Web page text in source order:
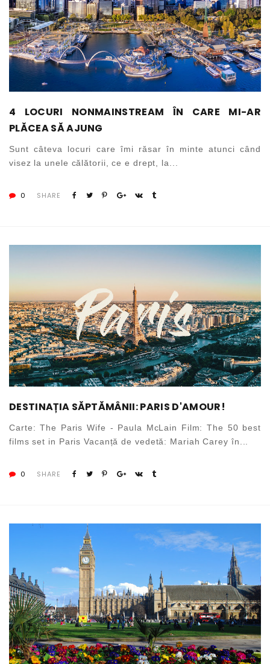
4 LOCURI NONMAINSTREAM ÎN CARE MI-AR
PLĂCEA SĂ AJUNG
Sunt câteva locuri care îmi răsar în minte atunci când
visez la unele călătorii, ce e drept, la...
0 SHARE
DESTINAȚIA SĂPTĂMÂNII: PARIS D'AMOUR!
Carte: The Paris Wife - Paula McLain Film: The 50 best
films set in Paris Vacanță de vedetă: Mariah Carey în...
0 SHARE